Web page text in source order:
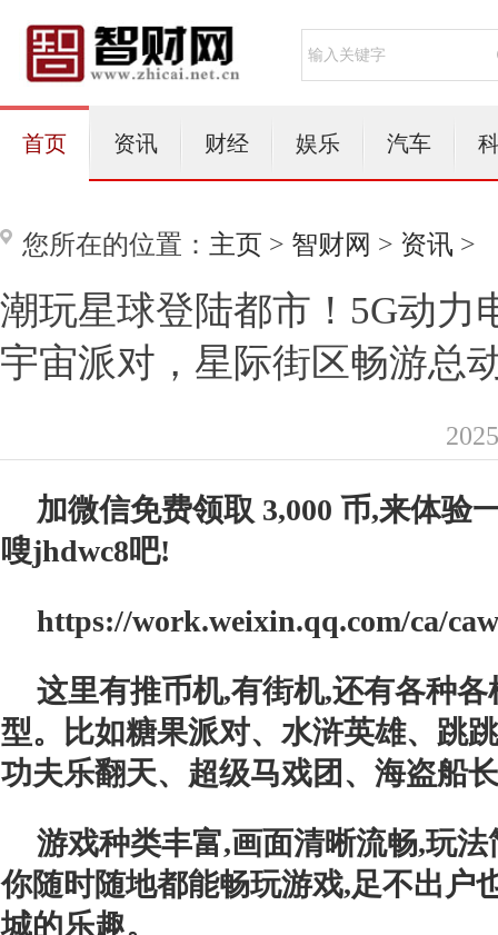
首页 资讯 财经 娱乐 汽车
您所在的位置： 主页 > 智财网 > 资讯 >
潮玩星球登陆都市！5G动力
宇宙派对，星际街区畅游总
加微信免费领取 3,000 币,来体验
嗖jhdwc8吧!
https://work.weixin.qq.com/ca/
这里有推币机,有街机,还有各种
型。比如糖果派对、水浒英雄、跳
功夫乐翻天、超级马戏团、海盗船
游戏种类丰富,画面清晰流畅,玩
你随时随地都能畅玩游戏,足不出户
城的乐趣。